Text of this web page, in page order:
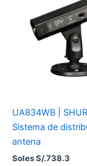
UA834WB |
Sistema de
antena
Soles S/.738.3